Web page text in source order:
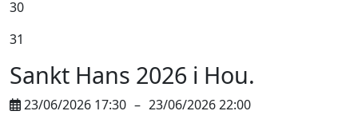
30
31
Sankt Hans 2026 i Hou.
23/06/2026 17:30 – 23/06/2026 22:00